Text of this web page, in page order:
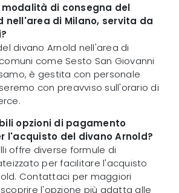
modalità di consegna del
nell'area di Milano, servita da
divano Arnold nell'area di
come Sesto San Giovanni
è gestita con personale
con preavviso sull'orario di
opzioni di pagamento
l'acquisto del divano Arnold?
offre diverse formule di
per facilitare l'acquisto
Contattaci per maggiori
l'opzione più adatta alle